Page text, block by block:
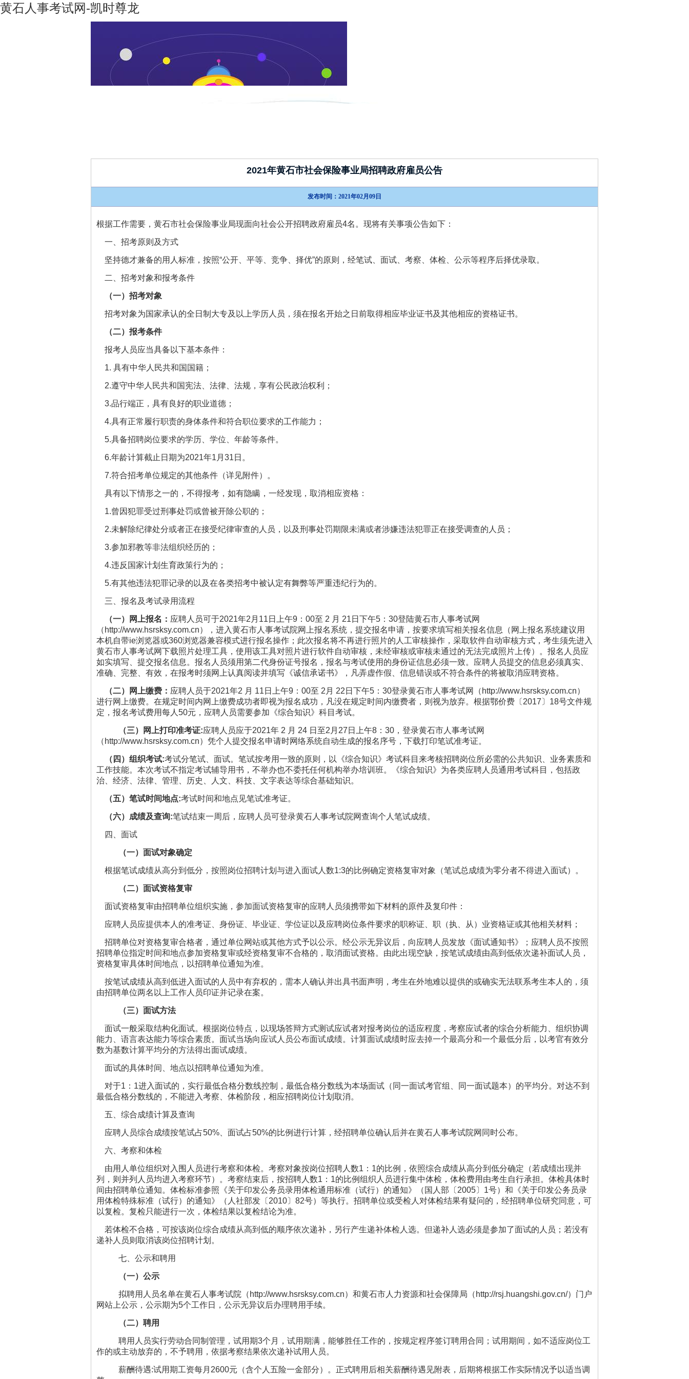
黄石人事考试网-凯时尊龙
2021年黄石市社会保险事业局招聘政府雇员公告
发布时间：2021年02月09日
根据工作需要，黄石市社会保险事业局现面向社会公开招聘政府雇员4名。现将有关事项公告如下：
一、招考原则及方式
坚持德才兼备的用人标准，按照“公开、平等、竞争、择优”的原则，经笔试、面试、考察、体检、公示等程序后择优录取。
二、招考对象和报考条件
（一）招考对象
招考对象为国家承认的全日制大专及以上学历人员，须在报名开始之日前取得相应毕业证书及其他相应的资格证书。
（二）报考条件
报考人员应当具备以下基本条件：
1. 具有中华人民共和国国籍；
2.遵守中华人民共和国宪法、法律、法规，享有公民政治权利；
3.品行端正，具有良好的职业道德；
4.具有正常履行职责的身体条件和符合职位要求的工作能力；
5.具备招聘岗位要求的学历、学位、年龄等条件。
6.年龄计算截止日期为2021年1月31日。
7.符合招考单位规定的其他条件（详见附件）。
具有以下情形之一的，不得报考，如有隐瞒，一经发现，取消相应资格：
1.曾因犯罪受过刑事处罚或曾被开除公职的；
2.未解除纪律处分或者正在接受纪律审查的人员，以及刑事处罚期限未满或者涉嫌违法犯罪正在接受调查的人员；
3.参加邪教等非法组织经历的；
4.违反国家计划生育政策行为的；
5.有其他违法犯罪记录的以及在各类招考中被认定有舞弊等严重违纪行为的。
三、报名及考试录用流程
（一）网上报名： 应聘人员可于2021年2月11日上午9：00至 2 月 21日下午5：30登陆黄石市人事考试网
（http://www.hsrsksy.com.cn），进入黄石市人事考试院网上报名系统，提交报名申请，按要求填写相关报名信息（网上报名系统建议用
本机自带ie浏览器或360浏览器兼容模式进行报名操作；此次报名将不再进行照片的人工审核操作，采取软件自动审核方式，考生须先进入
黄石市人事考试网下载照片处理工具，使用该工具对照片进行软件自动审核，未经审核或审核未通过的无法完成照片上传）。报名人员应
如实填写、提交报名信息。报名人员须用第二代身份证号报名，报名与考试使用的身份证信息必须一致。应聘人员提交的信息必须真实、
准确、完整、有效，在报考时须网上认真阅读并填写《诚信承诺书》，凡弄虚作假、信息错误或不符合条件的将被取消应聘资格。
（二）网上缴费： 应聘人员于2021年2 月 11日上午9：00至 2月 22日下午5：30登录黄石市人事考试网（http://www.hsrsksy.com.cn）
进行网上缴费。在规定时间内网上缴费成功者即视为报名成功，凡没在规定时间内缴费者，则视为放弃。根据鄂价费〔2017〕18号文件规
定，报名考试费用每人50元，应聘人员需要参加《综合知识》科目考试。
（三）网上打印准考证:应聘人员应于2021年 2 月 24 日至2月27日上午8：30，登录黄石市人事考试网
（http://www.hsrsksy.com.cn）凭个人提交报名申请时网络系统自动生成的报名序号，下载打印笔试准考证。
（四）组织考试:考试分笔试、面试。笔试按考用一致的原则，以《综合知识》考试科目来考核招聘岗位所必需的公共知识、业务素质和
工作技能。本次考试不指定考试辅导用书，不举办也不委托任何机构举办培训班。《综合知识》为各类应聘人员通用考试科目，包括政
治、经济、法律、管理、历史、人文、科技、文字表达等综合基础知识。
（五）笔试时间地点:考试时间和地点见笔试准考证。
（六）成绩及查询:笔试结束一周后，应聘人员可登录黄石人事考试院网查询个人笔试成绩。
四、面试
（一）面试对象确定
根据笔试成绩从高分到低分，按照岗位招聘计划与进入面试人数1:3的比例确定资格复审对象（笔试总成绩为零分者不得进入面试）。
（二）面试资格复审
面试资格复审由招聘单位组织实施，参加面试资格复审的应聘人员须携带如下材料的原件及复印件：
应聘人员应提供本人的准考证、身份证、毕业证、学位证以及应聘岗位条件要求的职称证、职（执、从）业资格证或其他相关材料；
招聘单位对资格复审合格者，通过单位网站或其他方式予以公示。经公示无异议后，向应聘人员发放《面试通知书》；应聘人员不按照
招聘单位指定时间和地点参加资格复审或经资格复审不合格的，取消面试资格。由此出现空缺，按笔试成绩由高到低依次递补面试人员，
资格复审具体时间地点，以招聘单位通知为准。
按笔试成绩从高到低进入面试的人员中有弃权的，需本人确认并出具书面声明，考生在外地难以提供的或确实无法联系考生本人的，须
由招聘单位两名以上工作人员印证并记录在案。
（三）面试方法
面试一般采取结构化面试。根据岗位特点，以现场答辩方式测试应试者对报考岗位的适应程度，考察应试者的综合分析能力、组织协调
能力、语言表达能力等综合素质。面试当场向应试人员公布面试成绩。计算面试成绩时应去掉一个最高分和一个最低分后，以考官有效分
数为基数计算平均分的方法得出面试成绩。
面试的具体时间、地点以招聘单位通知为准。
对于1：1进入面试的，实行最低合格分数线控制，最低合格分数线为本场面试（同一面试考官组、同一面试题本）的平均分。对达不到
最低合格分数线的，不能进入考察、体检阶段，相应招聘岗位计划取消。
五、综合成绩计算及查询
应聘人员综合成绩按笔试占50%、面试占50%的比例进行计算，经招聘单位确认后并在黄石人事考试院网同时公布。
六、考察和体检
由用人单位组织对入围人员进行考察和体检。考察对象按岗位招聘人数1：1的比例，依照综合成绩从高分到低分确定（若成绩出现并
列，则并列人员均进入考察环节）。考察结束后，按招聘人数1：1的比例组织人员进行集中体检，体检费用由考生自行承担。体检具体时
间由招聘单位通知。体检标准参照《关于印发公务员录用体检通用标准（试行）的通知》（国人部〔2005〕1号）和《关于印发公务员录
用体检特殊标准（试行）的通知》（人社部发〔2010〕82号）等执行。招聘单位或受检人对体检结果有疑问的，经招聘单位研究同意，可
以复检。复检只能进行一次，体检结果以复检结论为准。
若体检不合格，可按该岗位综合成绩从高到低的顺序依次递补，另行产生递补体检人选。但递补人选必须是参加了面试的人员；若没有
递补人员则取消该岗位招聘计划。
七、公示和聘用
（一）公示
拟聘用人员名单在黄石人事考试院（http://www.hsrsksy.com.cn）和黄石市人力资源和社会保障局（http://rsj.huangshi.gov.cn/）门户
网站上公示，公示期为5个工作日，公示无异议后办理聘用手续。
（二）聘用
聘用人员实行劳动合同制管理，试用期3个月，试用期满，能够胜任工作的，按规定程序签订聘用合同；试用期间，如不适应岗位工
作的或主动放弃的，不予聘用，依据考察结果依次递补试用人员。
薪酬待遇:试用期工资每月2600元（含个人五险一金部分）。正式聘用后相关薪酬待遇见附表，后期将根据工作实际情况予以适当调